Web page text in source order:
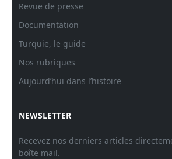
Revue de presse
Documentation
Turquie, le guide
Nos rubriques
Aujourd’hui dans l’histoire
NEWSLETTER
Recevez nos derniers articles
boîte mail.